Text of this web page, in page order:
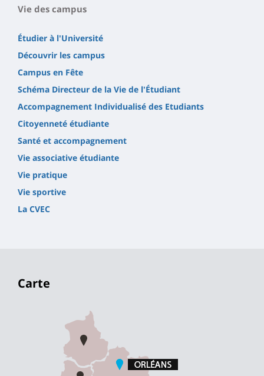
Vie des campus
Étudier à l'Université
Découvrir les campus
Campus en Fête
Schéma Directeur de la Vie de l'Étudiant
Accompagnement Individualisé des Etudiants
Citoyenneté étudiante
Santé et accompagnement
Vie associative étudiante
Vie pratique
Vie sportive
La CVEC
Carte